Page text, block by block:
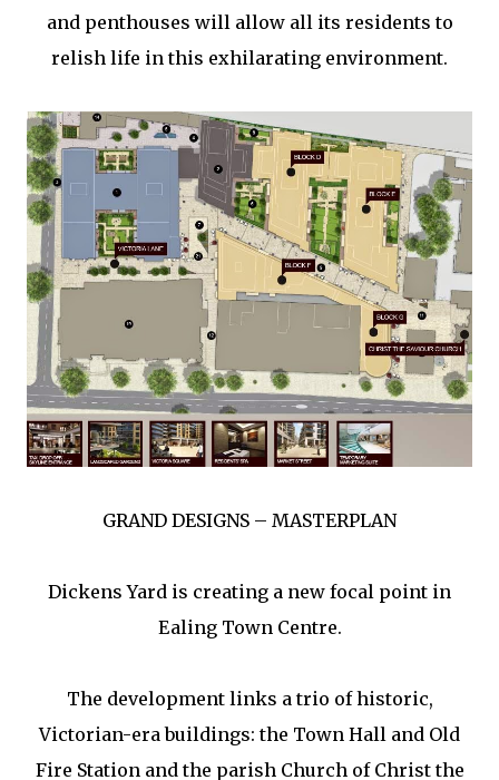
and penthouses will allow all its residents to
relish life in this exhilarating environment.
GRAND DESIGNS – MASTERPLAN
Dickens Yard is creating a new focal point in
Ealing Town Centre.
The development links a trio of historic,
Victorian-era buildings: the Town Hall and Old
Fire Station and the parish Church of Christ the